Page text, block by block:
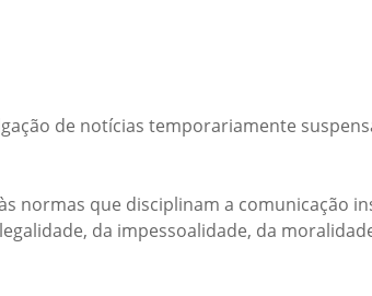
de notícias temporariamente
normas que disciplinam a comunicação
da impessoalidade, da